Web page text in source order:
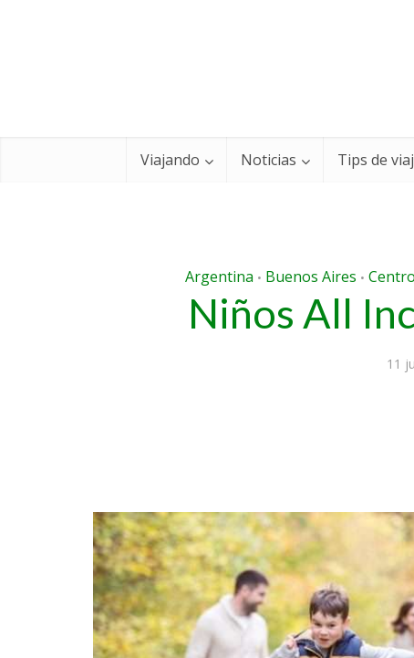
Viajando Noticias Tips de
Argentina • Buenos Aires • Centro
Niños All
11